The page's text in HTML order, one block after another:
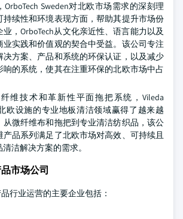
Sweden对北欧市场需求的深刻理
持续性和环境表现方面，帮助其提升市场份
，OrboTech从文化亲近性、语言能力以及
业实践和价值观的契合中受益。该公司专注
决方案、产品和系统的环保认证，以及减少
响的系统，使其在注重环保的北欧市场中占
维技术和革新性平面拖把系统，Vileda
欧设施的专业地板清洁领域赢得了越来越
从微纤维布和拖把到专业清洁纺织品，该公
品系列满足了北欧市场对高效、可持续且
洁解决方案的需求。
市场公司
行业运营的主要企业包括：